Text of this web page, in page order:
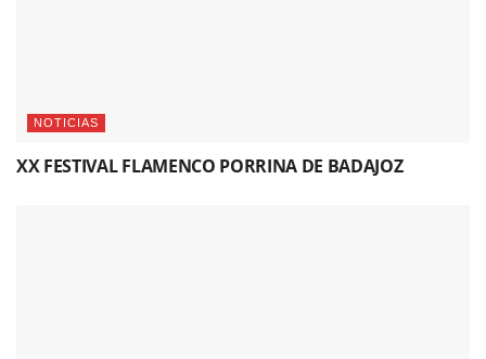
NOTICIAS
XX FESTIVAL FLAMENCO PORRINA DE BADAJOZ